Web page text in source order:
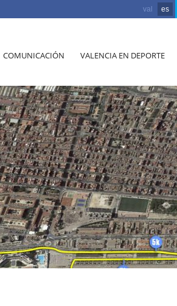
val es
COMUNICACIÓN VALENCIA EN DEPORTE